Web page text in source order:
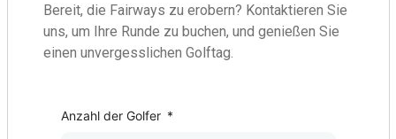
Bereit, die Fairways zu erobern? Kontaktieren Sie
uns, um Ihre Runde zu buchen, und genießen Sie
einen unvergesslichen Golftag.
Golf Package
Anzahl der Golfer *